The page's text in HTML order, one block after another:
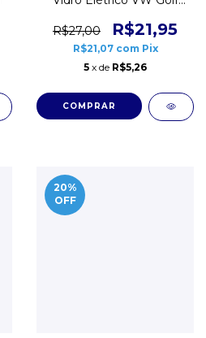
R$27,00
R$21,95
R$21,07 com Pix
5 x de R$5,26
20%
OFF